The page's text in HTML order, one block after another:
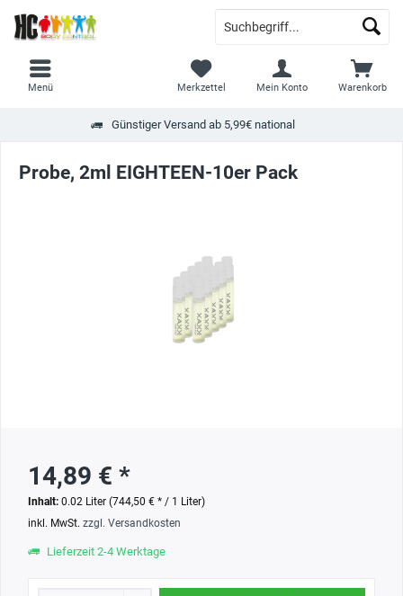
Günstiger Versand ab 5,99€ national
Warenkorb
Merkzettel Mein Konto
Menü
Probe, 2ml EIGHTEEN-10er Pack
14,89 € *
Inhalt: 0.02 Liter (744,50 € * / 1 Liter)
inkl. MwSt. zzgl. Versandkosten
Lieferzeit 2-4 Werktage